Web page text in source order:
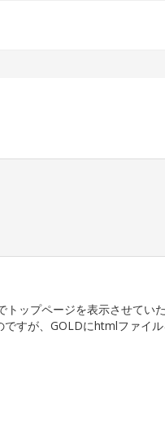
ップページを表示させてい
すが、GOLDにhtmlファイ